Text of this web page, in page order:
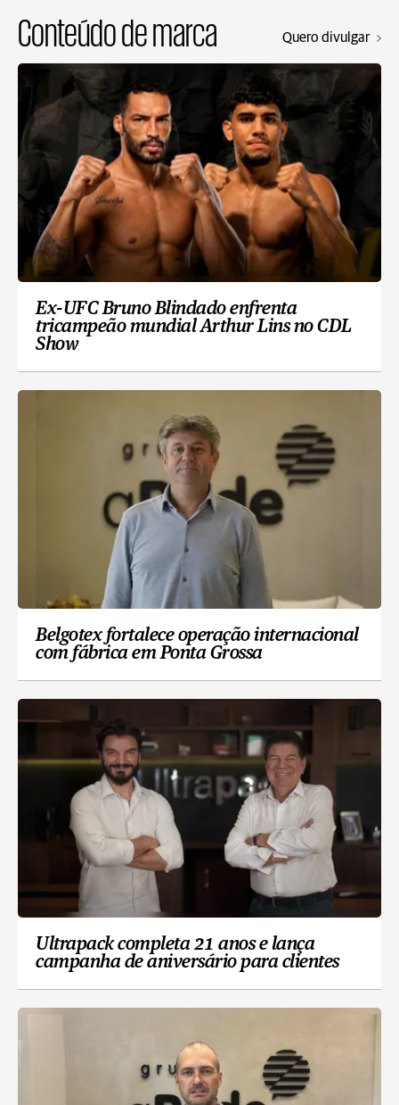
Conteúdo de marca Quero divulgar
Ex-UFC Bruno Blindado enfrenta
tricampeão mundial Arthur Lins no CDL
Show
Belgotex fortalece operação internacional
com fábrica em Ponta Grossa
Ultrapack completa 21 anos e lança
campanha de aniversário para clientes